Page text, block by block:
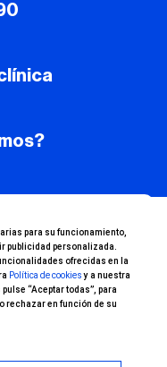
nuestro
de YouTube!
para su funcionamiento,
publicidad personalizada.
ofrecidas en la
Política de cookiesy a nuestra
“Aceptar todas”, para
rechazar en función de su